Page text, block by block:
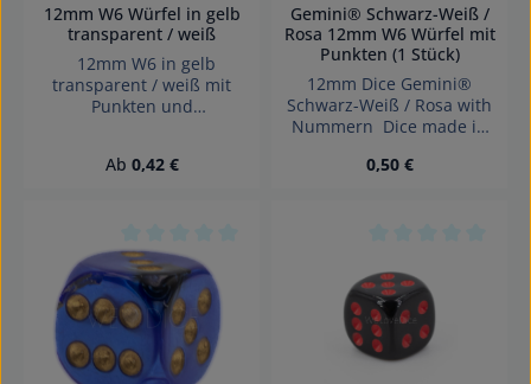
12mm W6 Würfel in gelb
transparent / weiß
12mm W6 in gelb
transparent / weiß mit
Punkten und
Würfel made in Germany
Jahren geeignet.
Erstickungsgefahr!
Regulärer Preis:
Ab 0,42 €
Gemini® Schwarz-Weiß /
Rosa 12mm W6 Würfel mit
Punkten (1 Stück)
12mm Dice Gemini®
Schwarz-Weiß / Rosa with
Nummern Dice made in
Regulärer Preis:
0,50 €
Durchschnittliche Bewertung von 0 von 5